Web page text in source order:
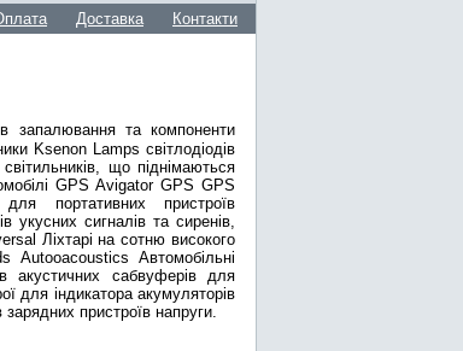
Доставка Контакти
запалювання та компоненти
Ksenon Lamps світлодіодів
світильників, що піднімаються
GPS Avigator GPS GPS
портативних пристроїв
укусних сигналів та сиренів,
Ліхтарі на сотню високого
Автомобільні
акустичних сабвуферів для
для індикатора акумуляторів
пристроїв напруги.